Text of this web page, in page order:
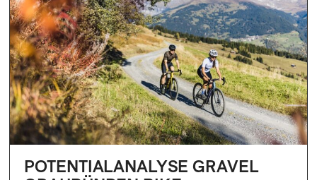
POTENTIALANALYSE GRAVEL